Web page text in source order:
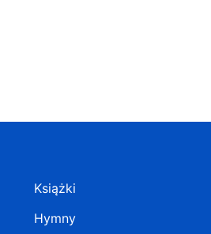
Książki
Hymny